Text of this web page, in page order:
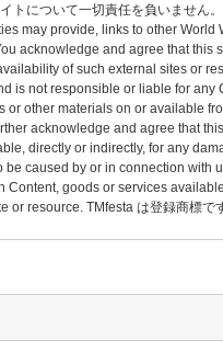
トについて一切責任を負いません
may provide, links to other World
acknowledge and agree that this
of such external sites or
is not responsible or liable for any
or other materials on or available
acknowledge and agree that
directly or indirectly, for any
be caused by or in connection with
Content, goods or services
or resource. TMfesta は登録商標で